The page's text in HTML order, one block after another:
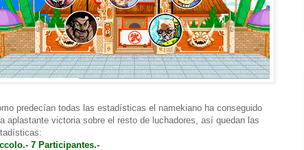
predecían todas las estadísticas el namekiano ha conseguido
aplastante victoria sobre el resto de luchadores, así quedan las
7 Participantes.-